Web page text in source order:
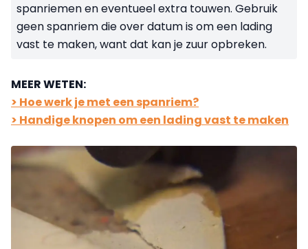
spanriemen en eventueel extra touwen. Gebruik
geen spanriem die over datum is om een lading
vast te maken, want dat kan je zuur opbreken.
MEER WETEN:
> Hoe werk je met een spanriem?
> Handige knopen om een lading vast te maken